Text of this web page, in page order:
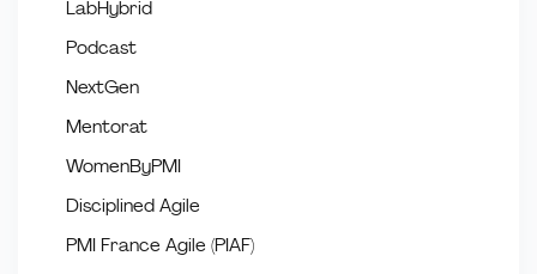
LabHybrid
Podcast
NextGen
Mentorat
WomenByPMI
Disciplined Agile
PMI France Agile (PIAF)